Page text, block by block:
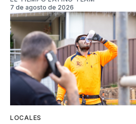
7 de agosto de 2026
LOCALES